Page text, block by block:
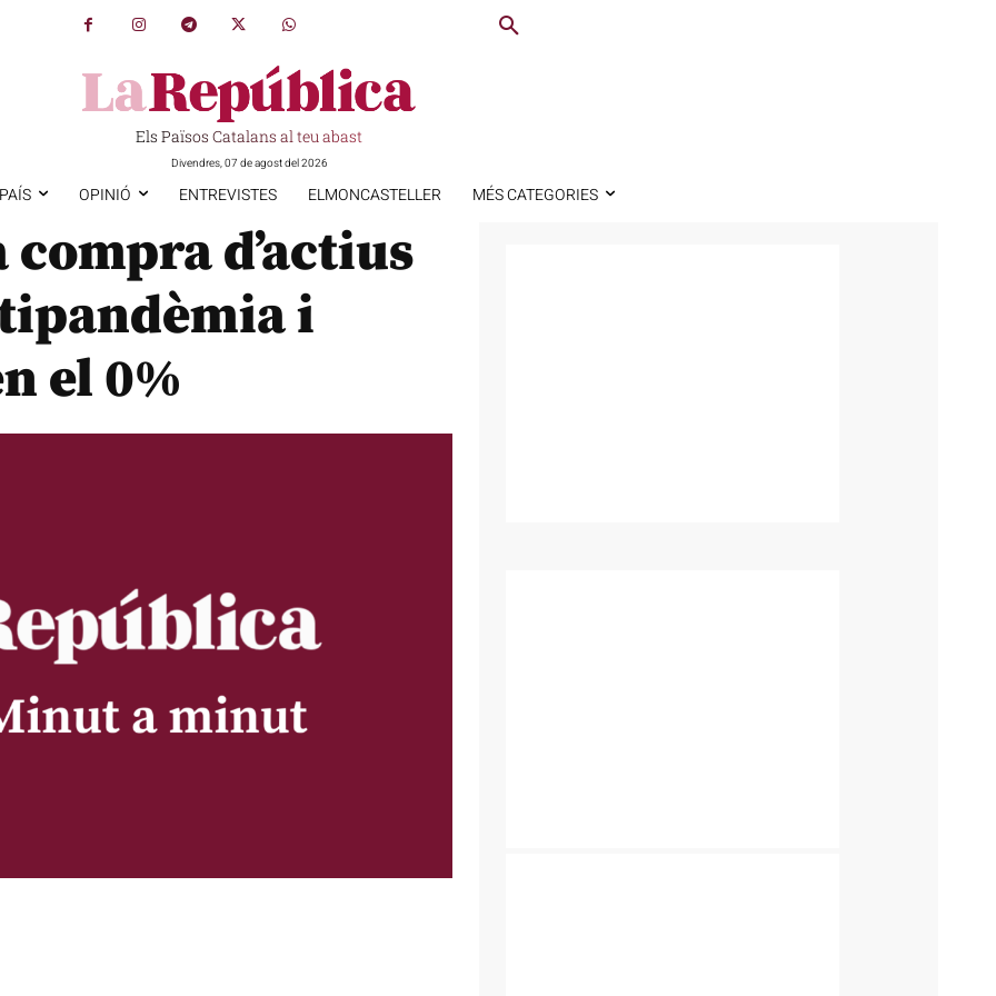
Els Països Catalans al teu abast
Divendres, 07 de agost del 2026
OPINIÓ ENTREVISTES ELMONCASTELLER MÉS CATEGORIES
d’actius
i
el 0%